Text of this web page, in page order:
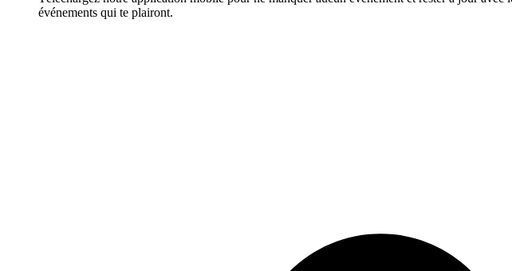
événements qui te plairont.